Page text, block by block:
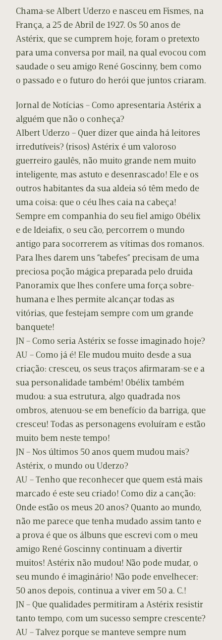
Chama-se Albert Uderzo e nasceu em Fismes, na
França, a 25 de Abril de 1927. Os 50 anos de
Astérix, que se cumprem hoje, foram o pretexto
para uma conversa por mail, na qual evocou com
saudade o seu amigo René Goscinny, bem como
o passado e o futuro do herói que juntos criaram.
Jornal de Notícias – Como apresentaria Astérix a
alguém que não o conheça?
Albert Uderzo – Quer dizer que ainda há leitores
irredutíveis? (risos) Astérix é um valoroso
guerreiro gaulês, não muito grande nem muito
inteligente, mas astuto e desenrascado! Ele e os
outros habitantes da sua aldeia só têm medo de
uma coisa: que o céu lhes caia na cabeça!
Sempre em companhia do seu fiel amigo Obélix
e de Ideiafix, o seu cão, percorrem o mundo
antigo para socorrerem as vítimas dos romanos.
Para lhes darem uns ”tabefes” precisam de uma
preciosa poção mágica preparada pelo druida
Panoramix que lhes confere uma força sobre-
humana e lhes permite alcançar todas as
vitórias, que festejam sempre com um grande
banquete!
JN – Como seria Astérix se fosse imaginado hoje?
AU – Como já é! Ele mudou muito desde a sua
criação: cresceu, os seus traços afirmaram-se e a
sua personalidade também! Obélix também
mudou: a sua estrutura, algo quadrada nos
ombros, atenuou-se em benefício da barriga, que
cresceu! Todas as personagens evoluíram e estão
muito bem neste tempo!
JN – Nos últimos 50 anos quem mudou mais?
Astérix, o mundo ou Uderzo?
AU – Tenho que reconhecer que quem está mais
marcado é este seu criado! Como diz a canção:
Onde estão os meus 20 anos? Quanto ao mundo,
não me parece que tenha mudado assim tanto e
a prova é que os álbuns que escrevi com o meu
amigo René Goscinny continuam a divertir
muitos! Astérix não mudou! Não pode mudar, o
seu mundo é imaginário! Não pode envelhecer:
50 anos depois, continua a viver em 50 a. C.!
JN – Que qualidades permitiram a Astérix resistir
tanto tempo, com um sucesso sempre crescente?
AU – Talvez porque se manteve sempre num